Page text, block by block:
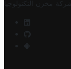
شركة مخزن التكنولوجيا